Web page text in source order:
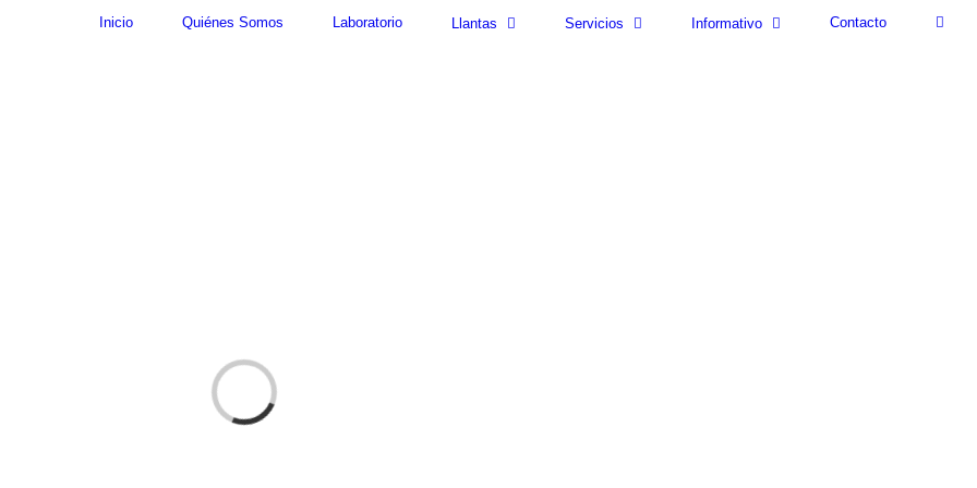
Inicio Quiénes Somos Laboratorio Llantas Servicios Informativo Contacto
Cargando...